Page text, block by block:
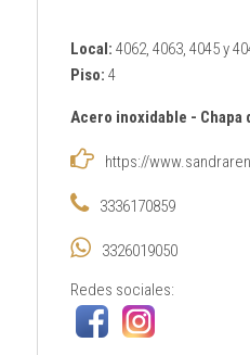
Local: 4062, 4063, 4045 y
Piso: 4
Acero inoxidable - Chapa
https://
3336170859
3326019050
Redes sociales: